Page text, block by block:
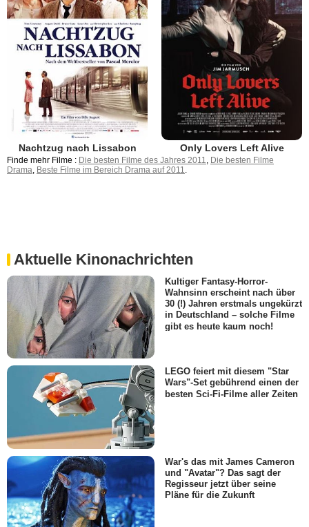
Nachtzug nach Lissabon Only Lovers Left Alive
Finde mehr Filme : Die besten Filme des Jahres 2011, Die besten Filme
Drama, Beste Filme im Bereich Drama auf 2011.
Aktuelle Kinonachrichten
Kultiger Fantasy-Horror-
Wahnsinn erscheint nach über
30 (!) Jahren erstmals ungekürzt
in Deutschland – solche Filme
gibt es heute kaum noch!
LEGO feiert mit diesem "Star
Wars"-Set gebührend einen der
besten Sci-Fi-Filme aller Zeiten
War's das mit James Cameron
und "Avatar"? Das sagt der
Regisseur jetzt über seine
Pläne für die Zukunft